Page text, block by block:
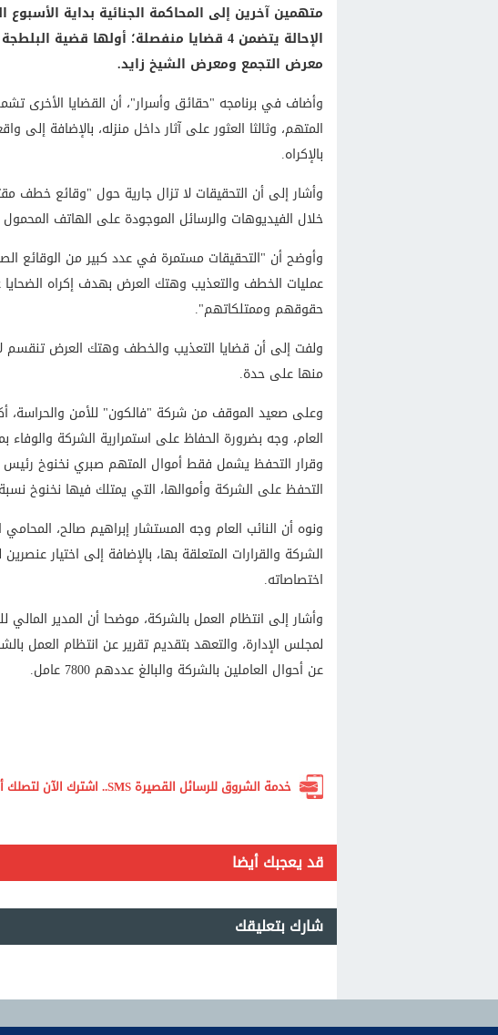
متهمين آخرين إلى المحاكمة الجنائية بداية
الإحالة يتضمن 4 قضايا منفصلة؛ أولها
معرض التجمع ومعرض الشيخ زايد.
وأضاف في برنامجه "حقائق وأسرار"، أن القضايا
المتهم، وثالثا العثور على آثار داخل منزله، بالإضافة إلى
بالإكراه.
وأشار إلى أن التحقيقات لا تزال جارية حول "وقائع خطف
خلال الفيديوهات والرسائل الموجودة على الهاتف
وأوضح أن "التحقيقات مستمرة في عدد كبير من الوقائع
عمليات الخطف والتعذيب وهتك العرض بهدف إكراه الضحايا
حقوقهم وممتلكاتهم".
ولفت إلى أن قضايا التعذيب والخطف وهتك العرض تنقسم
منها على حدة.
وعلى صعيد الموقف من شركة "فالكون" للأمن والحراسة،
العام، وجه بضرورة الحفاظ على استمرارية الشركة والوفاء
وقرار التحفظ يشمل فقط أموال المتهم صبري نخنوخ
التحفظ على الشركة وأموالها، التي يمتلك فيها نخنوخ نسبة 62%.
ونوه أن النائب العام وجه المستشار إبراهيم صالح، المحامي
الشركة والقرارات المتعلقة بها، بالإضافة إلى اختيار
اختصاصاته.
وأشار إلى انتظام العمل بالشركة، موضحا أن المدير
لمجلس الإدارة، والتعهد بتقديم تقرير عن انتظام العمل
عن أحوال العاملين بالشركة والبالغ عددهم 7800 عامل.
خدمة الشروق للرسائل القصيرة SMS.. اشترك الآن لتصلك أهم الأخبار لحظة بلحظة
قد يعجبك أيضا
شارك بتعليقك